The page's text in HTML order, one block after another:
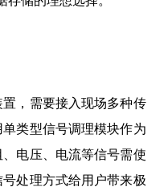
，需要接入现场多种传
类型信号调理模块作为
电压、电流等信号需使
处理方式给用户带来极